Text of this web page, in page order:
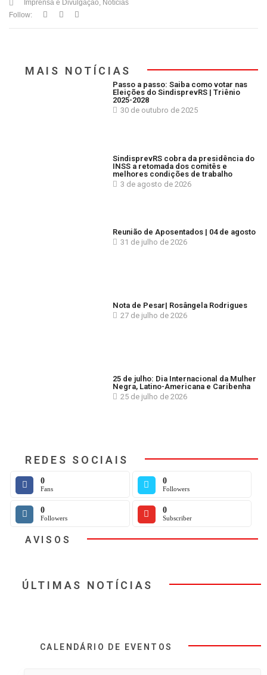
Imprensa e Divulgação, Notícias
Follow:
MAIS NOTÍCIAS
Passo a passo: Saiba como votar nas
Eleições do SindisprevRS | Triênio
2025-2028
30 de outubro de 2025
SindisprevRS cobra da presidência do
INSS a retomada dos comitês e
melhores condições de trabalho
3 de agosto de 2026
Reunião de Aposentados | 04 de agosto
31 de julho de 2026
Nota de Pesar| Rosângela Rodrigues
27 de julho de 2026
25 de julho: Dia Internacional da Mulher
Negra, Latino-Americana e Caribenha
25 de julho de 2026
REDES SOCIAIS
0
Fans
0
Followers
0
Followers
0
Subscriber
AVISOS
ÚLTIMAS NOTÍCIAS
CALENDÁRIO DE EVENTOS